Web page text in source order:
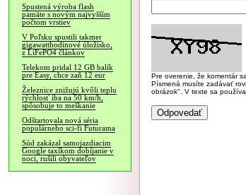
Spustená výroba flash
pamäte s novým najvyšším
počtom vrstiev
V Poľsku spustili takmer
gigawatthodinové úložisko,
z LiFePO4 článkov
Telekom pridal 12 GB balík
pre Easy, chce zaň 12 eur
Železnice znižujú kvôli teplu
rýchlosť iba na 50 km/h,
spôsobuje to meškanie
Odštartovala nová séria
populárneho sci-fi Futurama
Súd zakázal samojazdiacim
Google taxíkom dobíjanie v
noci, rušili obyvateľov
Pre overenie, že komentár
Písmená musíte zadávať
obrázok". V texte sa